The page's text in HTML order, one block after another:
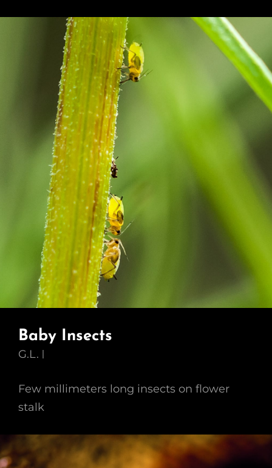
Shots
Video
Baby Insects
G.L.
Few millimeters long insects on flower
stalk